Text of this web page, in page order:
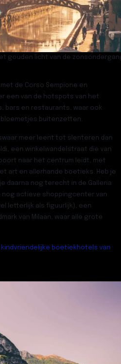
gouden licht van de
de Corso Sempione en
een van de hotspots van het
bars en restaurants, waar ook
bloemetjes buitenzetten.
meer leent tot slenteren dan
, een winkelwandelstraat die van
naar het centrum leidt, met
art en allerhande boetieks. Heb je
daarna nog terecht in de Galleria
nog actieve shoppingcenter van
letterlijk als figuurlijk), een
van Milaan, waar alle grote
boetiekhotels van